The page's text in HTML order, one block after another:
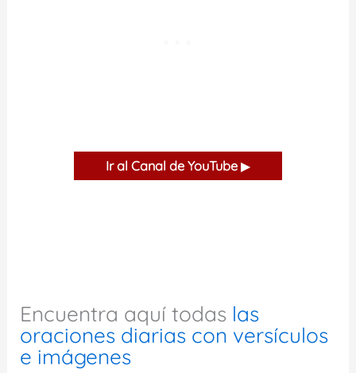
Ir al Canal de YouTube ▶
Encuentra aquí todas las
oraciones diarias con versículos
e imágenes